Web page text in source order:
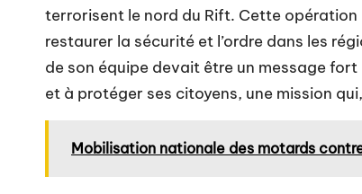
terrorisent le nord du Rift. Cette
restaurer la sécurité et l’ordre dans les
de son équipe devait être un message
et à protéger ses citoyens, une mission
Mobilisation nationale des motards